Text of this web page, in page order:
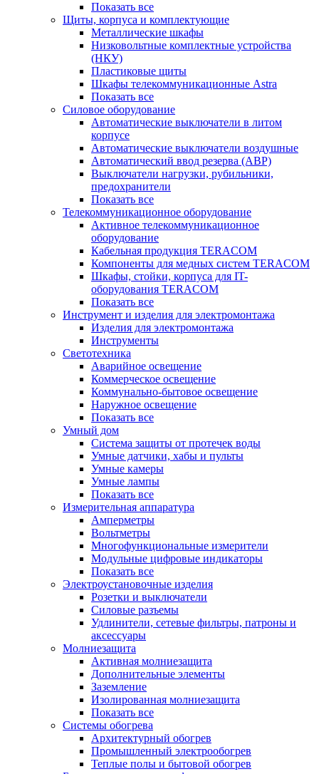
Показать все
Щиты, корпуса и комплектующие
Металлические шкафы
Низковольтные комплектные устройства
(НКУ)
Пластиковые щиты
Шкафы телекоммуникационные Astra
Показать все
Силовое оборудование
Автоматические выключатели в литом
корпусе
Автоматические выключатели воздушные
Автоматический ввод резерва (АВР)
Выключатели нагрузки, рубильники,
предохранители
Показать все
Телекоммуникационное оборудование
Активное телекоммуникационное
оборудование
Кабельная продукция TERACOM
Компоненты для медных систем TERACOM
Шкафы, стойки, корпуса для IT-
оборудования TERACOM
Показать все
Инструмент и изделия для электромонтажа
Изделия для электромонтажа
Инструменты
Светотехника
Аварийное освещение
Коммерческое освещение
Коммунально-бытовое освещение
Наружное освещение
Показать все
Умный дом
Система защиты от протечек воды
Умные датчики, хабы и пульты
Умные камеры
Умные лампы
Показать все
Измерительная аппаратура
Амперметры
Вольтметры
Многофункциональные измерители
Модульные цифровые индикаторы
Показать все
Электроустановочные изделия
Розетки и выключатели
Силовые разъемы
Удлинители, сетевые фильтры, патроны и
аксессуары
Молниезащита
Активная молниезащита
Дополнительные элементы
Заземление
Изолированная молниезащита
Показать все
Системы обогрева
Архитектурный обогрев
Промышленный электрообогрев
Теплые полы и бытовой обогрев